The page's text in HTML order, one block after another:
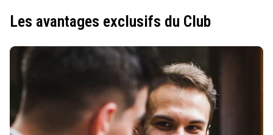
Les avantages exclusifs du Club